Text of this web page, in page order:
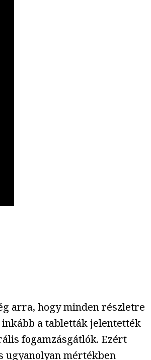
arra, hogy minden részletre
a tabletták jelentették
fogamzásgátlók. Ezért
ugyanolyan mértékben